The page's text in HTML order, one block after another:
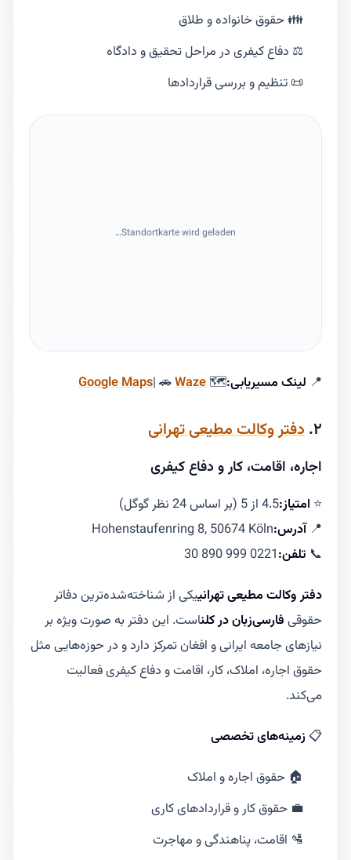
👪 حقوق خانواده و طلاق
⚖️ دفاع کیفری در مراحل تحقیق و دادگاه
📜 تنظیم و بررسی قراردادها
Standortkarte wird geladen…
📍 لینک مسیریابی:🗺
Google Maps| 🚗Waze
۲. دفتر وکالت مطیعی تهرانی
اجاره، اقامت، کار و دفاع کیفری
⭐ امتیاز:4.5 از 5 (بر اساس 24 نظر گوگل)
📍آدرس:Hohenstaufenring 8, 50674 Köln
📞 تلفن:0221 999 890 30
دفتر وکالت مطیعی تهرانییکی از شناخته‌شده‌ترین دفاتر
حقوقیفارسی‌زبان در کلناست. این دفتر به صورت ویژه بر
نیازهای جامعه ایرانی و افغان تمرکز دارد و در حوزه‌هایی مثل
حقوق اجاره، املاک، کار، اقامت و دفاع کیفری فعالیت
می‌کند.
📋زمینه‌های تخصصی
🏠 حقوق اجاره و املاک
💼 حقوق کار و قراردادهای کاری
🛂 اقامت، پناهندگی و مهاجرت